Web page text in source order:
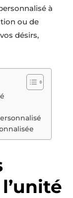
à
ou de
désirs,